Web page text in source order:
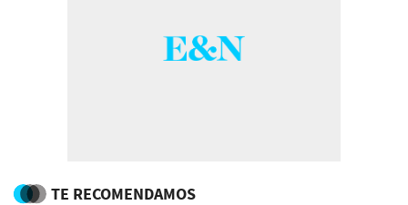
TE RECOMENDAMOS